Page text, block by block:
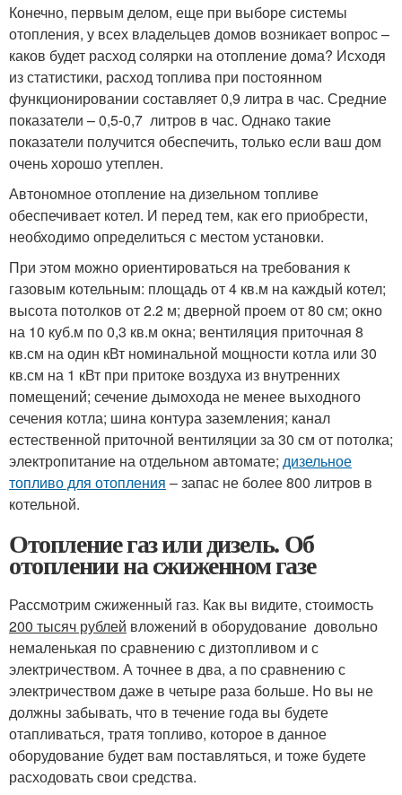
Конечно, первым делом, еще при выборе системы
отопления, у всех владельцев домов возникает вопрос –
каков будет расход солярки на отопление дома? Исходя
из статистики, расход топлива при постоянном
функционировании составляет 0,9 литра в час. Средние
показатели – 0,5-0,7 литров в час. Однако такие
показатели получится обеспечить, только если ваш дом
очень хорошо утеплен.
Автономное отопление на дизельном топливе
обеспечивает котел. И перед тем, как его приобрести,
необходимо определиться с местом установки.
При этом можно ориентироваться на требования к
газовым котельным: площадь от 4 кв.м на каждый котел;
высота потолков от 2.2 м; дверной проем от 80 см; окно
на 10 куб.м по 0,3 кв.м окна; вентиляция приточная 8
кв.см на один кВт номинальной мощности котла или 30
кв.см на 1 кВт при притоке воздуха из внутренних
помещений; сечение дымохода не менее выходного
сечения котла; шина контура заземления; канал
естественной приточной вентиляции за 30 см от потолка;
электропитание на отдельном автомате; дизельное
топливо для отопления – запас не более 800 литров в
котельной.
Отопление газ или дизель. Об
отоплении на сжиженном газе
Рассмотрим сжиженный газ. Как вы видите, стоимость
200 тысяч рублей вложений в оборудование довольно
немаленькая по сравнению с дизтопливом и с
электричеством. А точнее в два, а по сравнению с
электричеством даже в четыре раза больше. Но вы не
должны забывать, что в течение года вы будете
отапливаться, тратя топливо, которое в данное
оборудование будет вам поставляться, и тоже будете
расходовать свои средства.